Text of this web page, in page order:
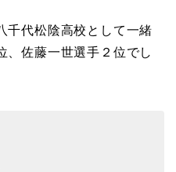
千代松陰高校として一緒
、佐藤一世選手２位でし